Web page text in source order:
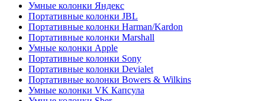
Умные колонки Яндекс
Портативные колонки JBL
Портативные колонки Harman/Kardon
Портативные колонки Marshall
Умные колонки Apple
Портативные колонки Sony
Портативные колонки Devialet
Портативные колонки Bowers & Wilkins
Умные колонки VK Капсула